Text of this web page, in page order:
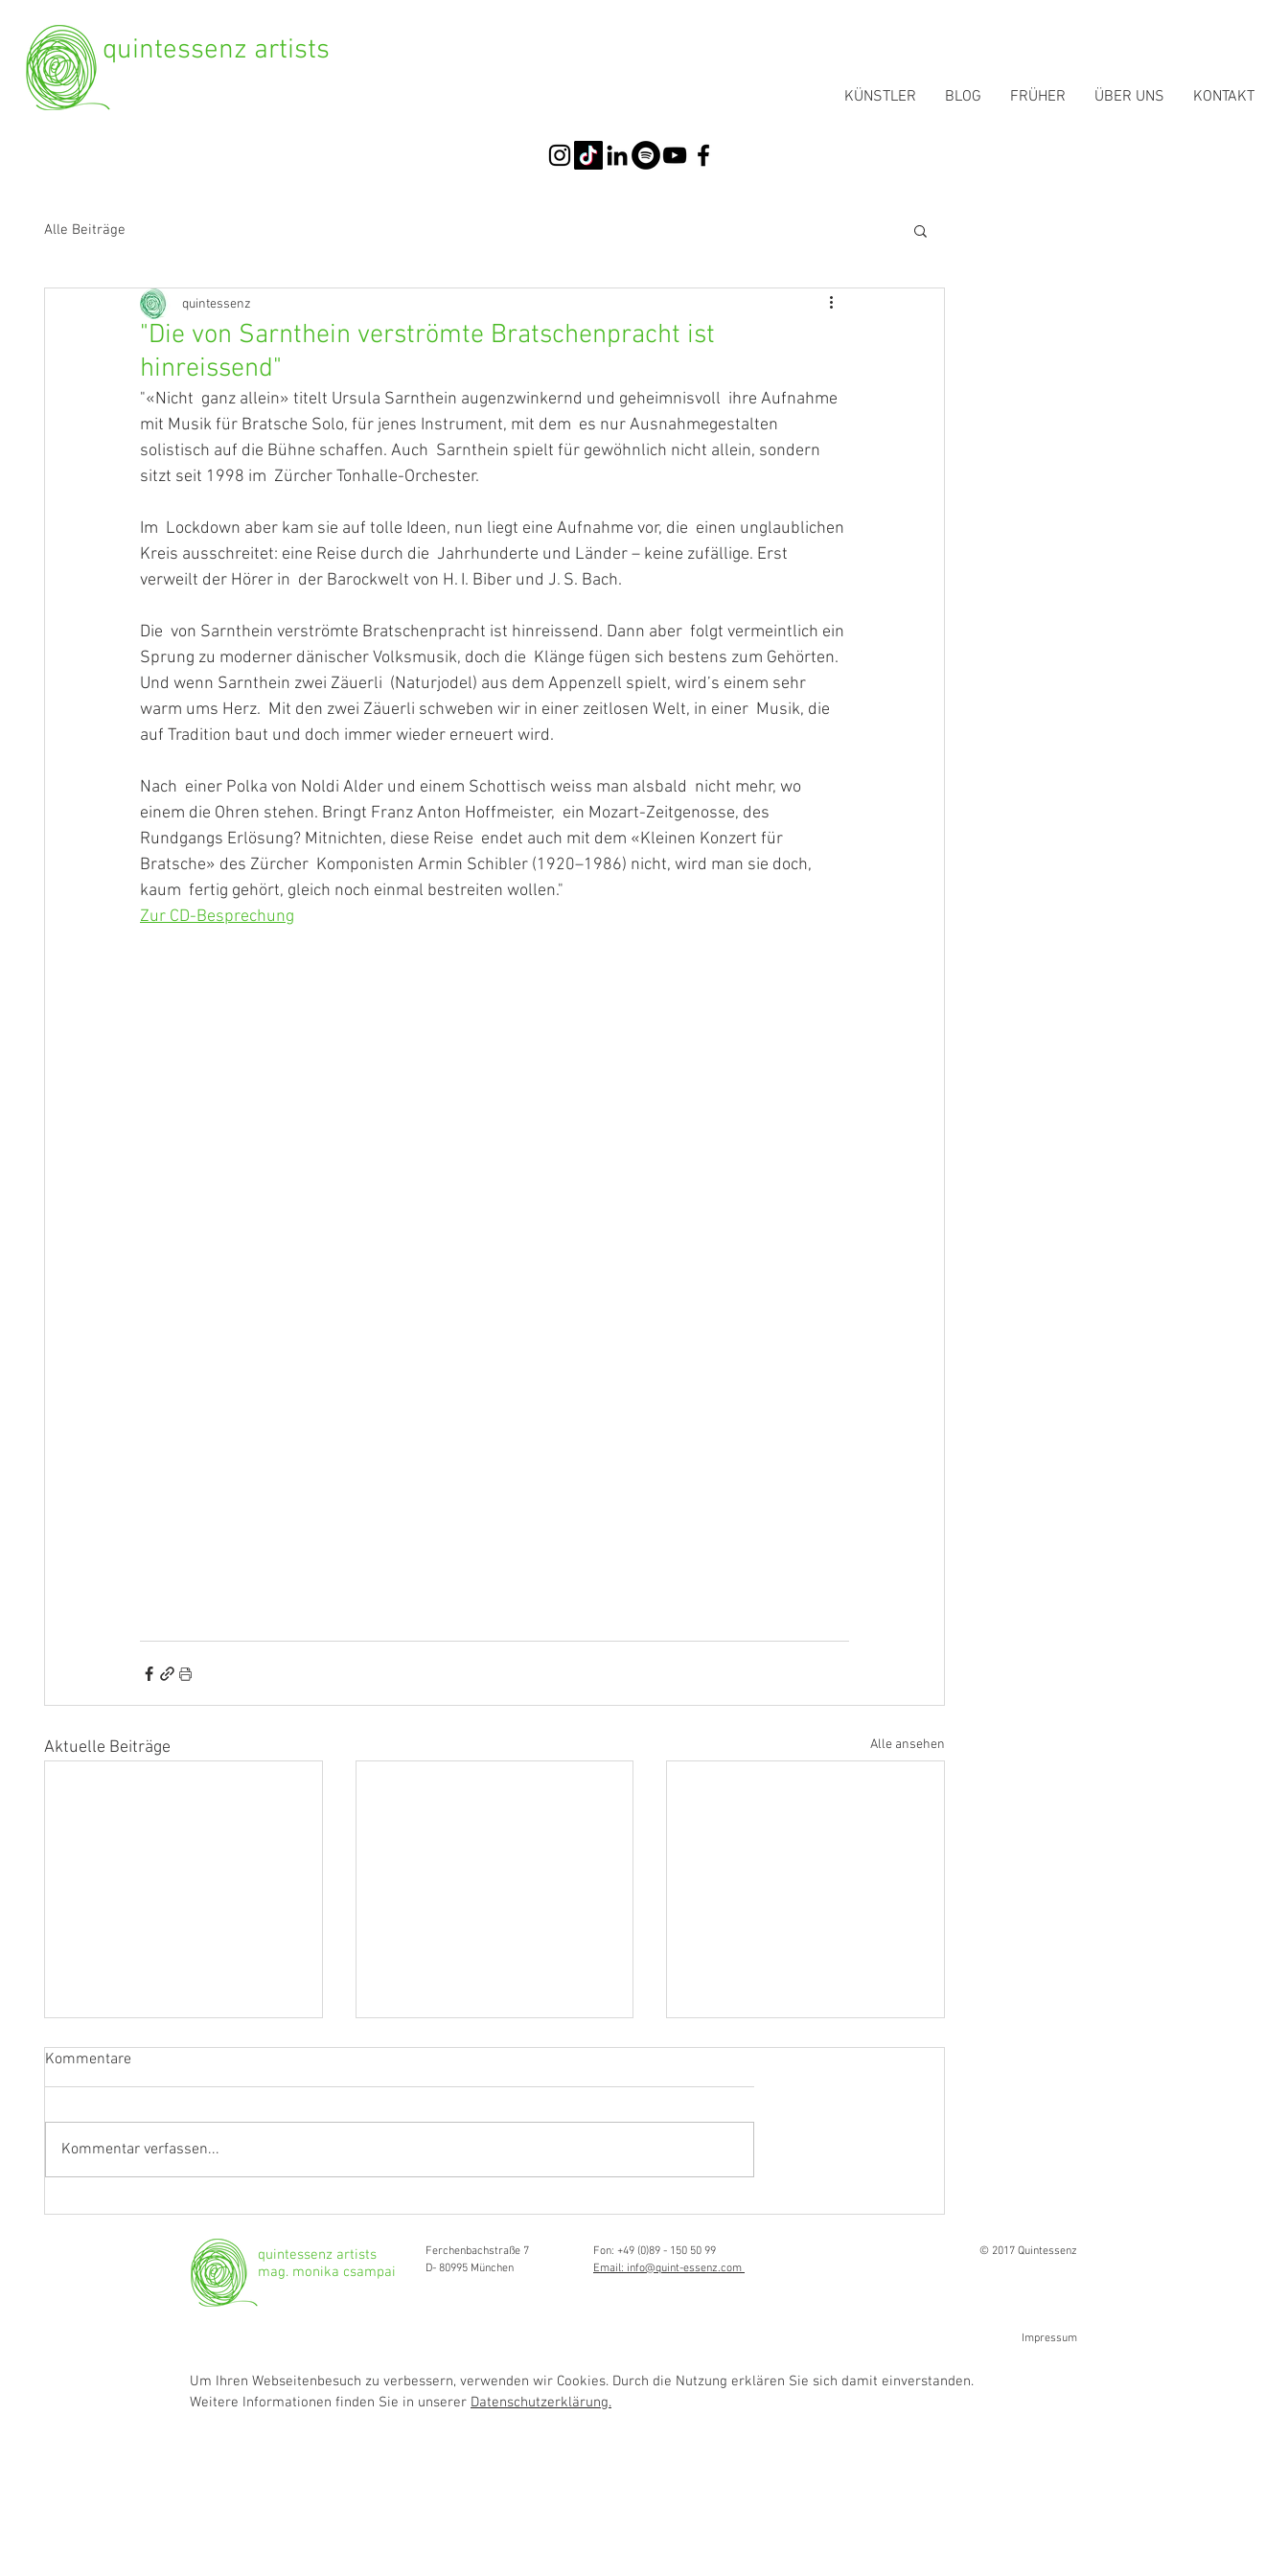
quintessenz artists
KÜNSTLER BLOG FRÜHER ÜBER UNS KONTAKT
Alle Beiträge
"Die von Sarnthein verströmte Bratschenpracht ist
hinreissend"
quintessenz
"«Nicht  ganz allein» titelt Ursula Sarnthein augenzwinkernd und geheimnisvoll  ihre Aufnahme
mit Musik für Bratsche Solo, für jenes Instrument, mit dem  es nur Ausnahmegestalten
solistisch auf die Bühne schaffen. Auch  Sarnthein spielt für gewöhnlich nicht allein, sondern
sitzt seit 1998 im  Zürcher Tonhalle-Orchester.
Im  Lockdown aber kam sie auf tolle Ideen, nun liegt eine Aufnahme vor, die  einen unglaublichen
Kreis ausschreitet: eine Reise durch die  Jahrhunderte und Länder – keine zufällige. Erst
verweilt der Hörer in  der Barockwelt von H. I. Biber und J. S. Bach.
Die  von Sarnthein verströmte Bratschenpracht ist hinreissend. Dann aber  folgt vermeintlich ein
Sprung zu moderner dänischer Volksmusik, doch die  Klänge fügen sich bestens zum Gehörten.
Und wenn Sarnthein zwei Zäuerli  (Naturjodel) aus dem Appenzell spielt, wird’s einem sehr
warm ums Herz.  Mit den zwei Zäuerli schweben wir in einer zeitlosen Welt, in einer  Musik, die
auf Tradition baut und doch immer wieder erneuert wird.
Nach  einer Polka von Noldi Alder und einem Schottisch weiss man alsbald  nicht mehr, wo
einem die Ohren stehen. Bringt Franz Anton Hoffmeister,  ein Mozart-Zeitgenosse, des
Rundgangs Erlösung? Mitnichten, diese Reise  endet auch mit dem «Kleinen Konzert für
Bratsche» des Zürcher  Komponisten Armin Schibler (1920–1986) nicht, wird man sie doch,
kaum  fertig gehört, gleich noch einmal bestreiten wollen."
Zur CD-Besprechung
Aktuelle Beiträge Alle ansehen
musikalische Grenzgängerin
Kommentare
Kommentar verfassen...
quintessenz artists
mag. monika csampai
Ferchenbachstraße 7
D- 80995 München
Fon: +49 (0)89 - 150 50 99
Email: info@quint-essenz.com
© 2017 Quintessenz
Impressum
Um Ihren Webseitenbesuch zu verbessern, verwenden wir Cookies. Durch die Nutzung erklären Sie sich damit einverstanden.
Weitere Informationen finden Sie in unserer Datenschutzerklärung.